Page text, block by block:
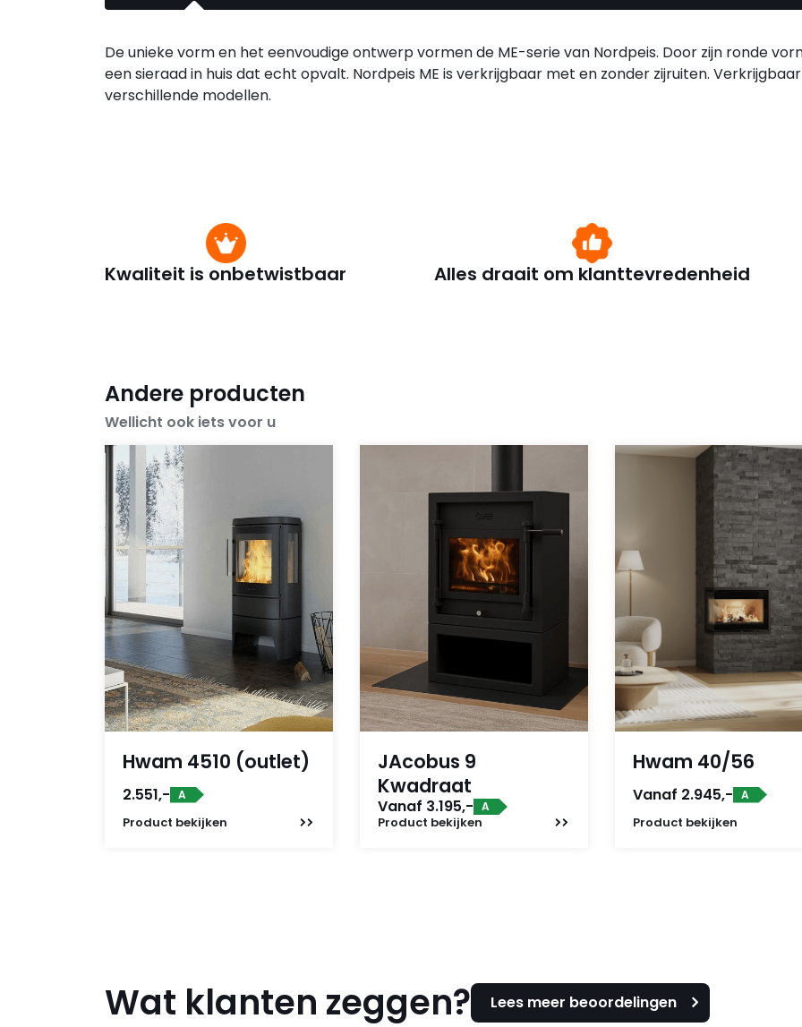
De unieke vorm en het eenvoudige ontwerp vormen de ME-serie van Nordpeis. Door zijn ronde
een sieraad in huis dat echt opvalt. Nordpeis ME is verkrijgbaar met en zonder zijruiten.
verschillende modellen.
Kwaliteit is onbetwistbaar Alles draait om klanttevredenheid
Andere producten
Wellicht ook iets voor u
Hwam 4510 (outlet)
2.551,- A
Product bekijken
JAcobus 9
Kwadraat
Vanaf 3.195,- A
Product bekijken
Hwam 40/56
Vanaf 2.945,- A
Product bekijken
Wat klanten zeggen? Lees meer beoordelingen